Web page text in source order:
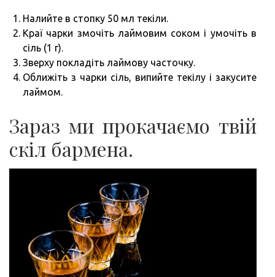
Налийте в стопку 50 мл текіли.
Краї чарки змочіть лаймовим соком і умочіть в
сіль (1 г).
Зверху покладіть лаймову часточку.
Оближіть з чарки сіль, випийте текілу і закусите
лаймом.
Зараз ми прокачаємо твій
скіл бармена.